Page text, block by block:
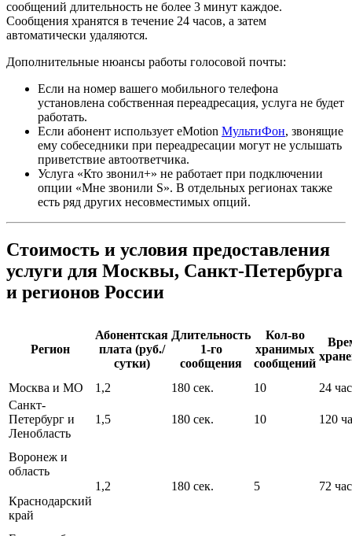
сообщений длительность не более 3 минут каждое.
Сообщения хранятся в течение 24 часов, а затем
автоматически удаляются.
Дополнительные нюансы работы голосовой почты:
Если на номер вашего мобильного телефона
установлена собственная переадресация, услуга не будет
работать.
Если абонент использует eMotion МультиФон, звонящие
ему собеседники при переадресации могут не услышать
приветствие автоответчика.
Услуга «Кто звонил+» не работает при подключении
опции «Мне звонили S». В отдельных регионах также
есть ряд других несовместимых опций.
Стоимость и условия предоставления
услуги для Москвы, Санкт-Петербурга
и регионов России
Регион
Абонентская
плата (руб./
сутки)
Длительность
1-го
сообщения
Кол-во
хранимых
сообщений
Москва и МО 1,2 180 сек. 10
24
Санкт-
Петербург и
Ленобласть
1,5 180 сек. 10 120
Воронеж и
область
1,2
180 сек. 5
72
Краснодарский
край